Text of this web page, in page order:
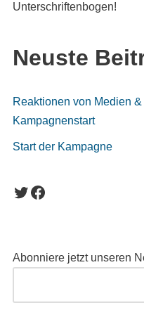
Unterschriftenbogen!
Neuste
Reaktionen von Medien
Kampagnenstart
Start der Kampagne
Abonniere jetzt unseren